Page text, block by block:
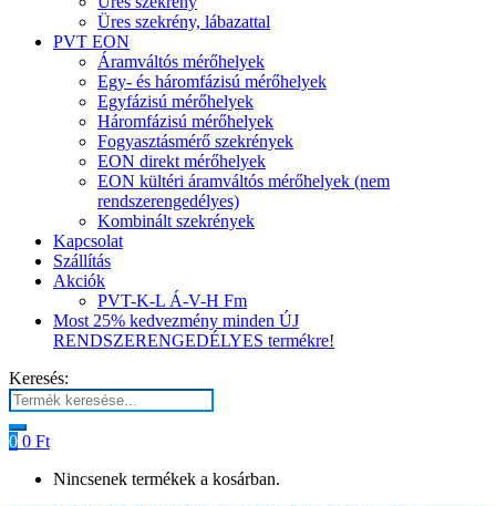
Üres szekrény, lábazattal
PVT EON
Áramváltós mérőhelyek
Egy- és háromfázisú mérőhelyek
Egyfázisú mérőhelyek
Háromfázisú mérőhelyek
Fogyasztásmérő szekrények
EON direkt mérőhelyek
EON kültéri áramváltós mérőhelyek (nem
rendszerengedélyes)
Kombinált szekrények
Kapcsolat
Szállítás
Akciók
PVT-K-L Á-V-H Fm
Most 25% kedvezmény minden ÚJ
RENDSZERENGEDÉLYES termékre!
Keresés:
0 0 Ft
Nincsenek termékek a kosárban.